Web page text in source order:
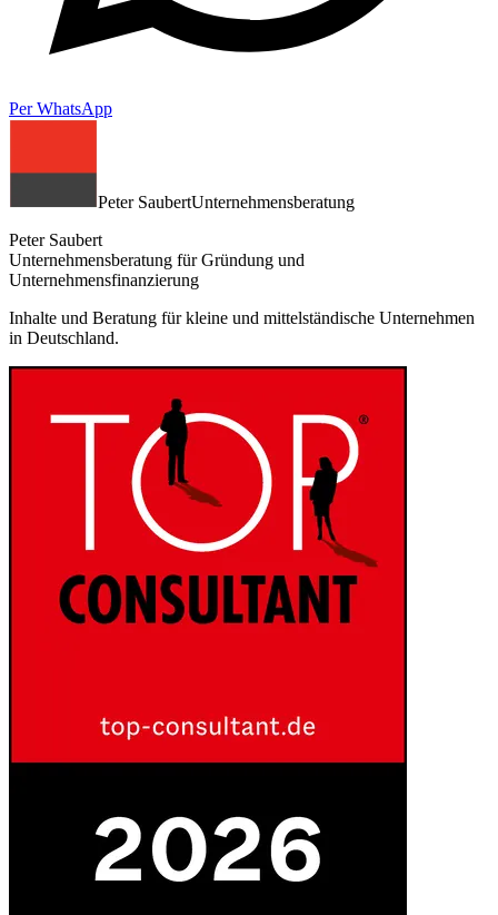
Per WhatsApp
Peter SaubertUnternehmensberatung
Peter Saubert
Unternehmensberatung für Gründung und
Unternehmensfinanzierung
Inhalte und Beratung für kleine und mittelständische Unternehmen
in Deutschland.